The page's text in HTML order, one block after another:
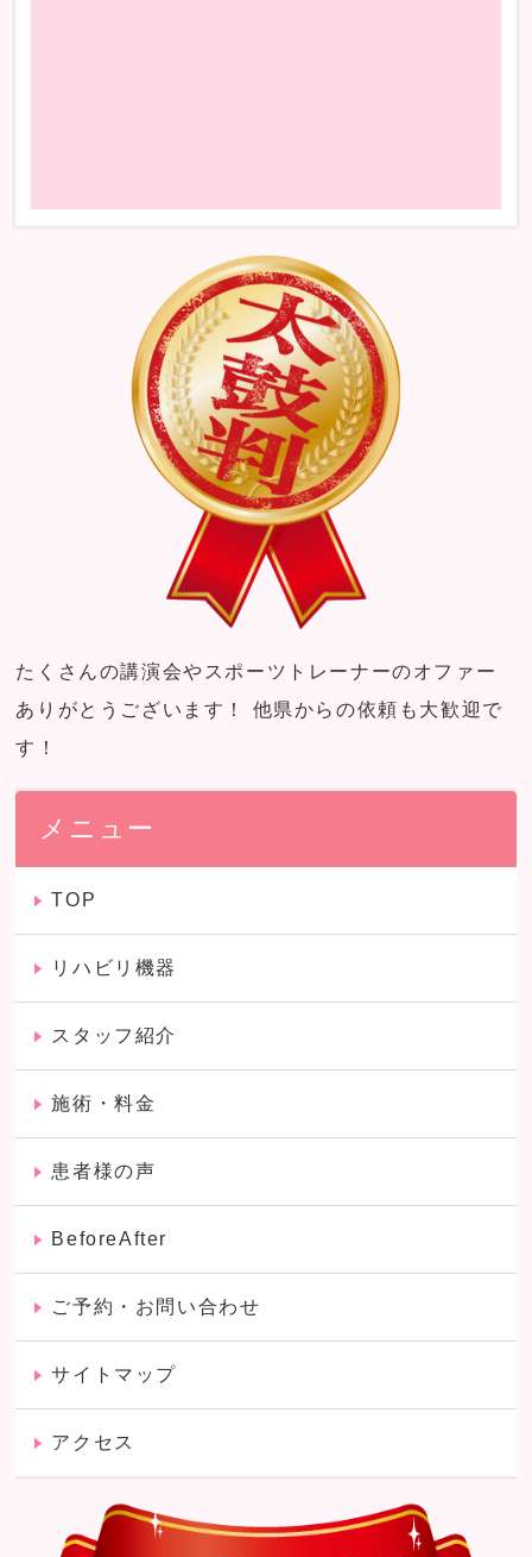
たくさんの講演会やスポーツトレーナーのオファー
ありがとうございます！ 他県からの依頼も大歓迎で
す！
メニュー
TOP
リハビリ機器
スタッフ紹介
施術・料金
患者様の声
BeforeAfter
ご予約・お問い合わせ
サイトマップ
アクセス